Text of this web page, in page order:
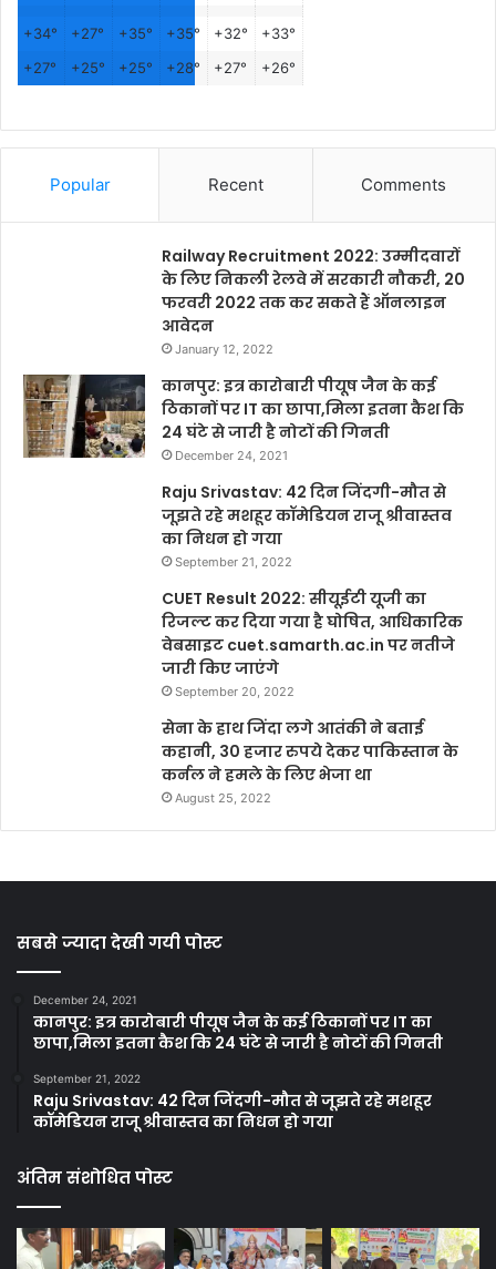
+34° +27° +35° +35° +32° +33°
+27° +25° +25° +28° +27° +26°
Popular Recent Comments
Railway Recruitment 2022: उम्मीदवारों
के लिए निकली रेलवे में सरकारी नौकरी, 20
फरवरी 2022 तक कर सकते हैं ऑनलाइन
आवेदन
January 12, 2022
कानपुर: इत्र कारोबारी पीयूष जैन के कई
ठिकानों पर IT का छापा,मिला इतना कैश कि
24 घंटे से जारी है नोटों की गिनती
December 24, 2021
Raju Srivastav: 42 दिन जिंदगी-मौत से
जूझते रहे मशहूर कॉमेडियन राजू श्रीवास्तव
का निधन हो गया
September 21, 2022
CUET Result 2022: सीयूईटी यूजी का
रिजल्ट कर दिया गया है घोषित, आधिकारिक
वेबसाइट cuet.samarth.ac.in पर नतीजे
जारी किए जाएंगे
September 20, 2022
सेना के हाथ जिंदा लगे आतंकी ने बताई
कहानी, 30 हजार रुपये देकर पाकिस्तान के
कर्नल ने हमले के लिए भेजा था
August 25, 2022
सबसे ज्यादा देखी गयी पोस्ट
December 24, 2021
कानपुर: इत्र कारोबारी पीयूष जैन के कई ठिकानों पर IT का
छापा,मिला इतना कैश कि 24 घंटे से जारी है नोटों की गिनती
September 21, 2022
Raju Srivastav: 42 दिन जिंदगी-मौत से जूझते रहे मशहूर
कॉमेडियन राजू श्रीवास्तव का निधन हो गया
अंतिम संशोधित पोस्ट